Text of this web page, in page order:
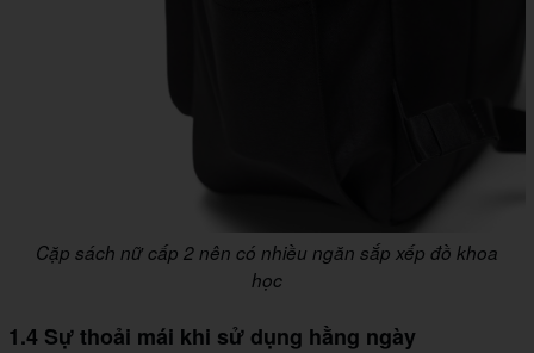
Cặp sách nữ cấp 2 nên có nhiều ngăn sắp xếp đồ khoa
học
1.4 Sự thoải mái khi sử dụng hằng ngày